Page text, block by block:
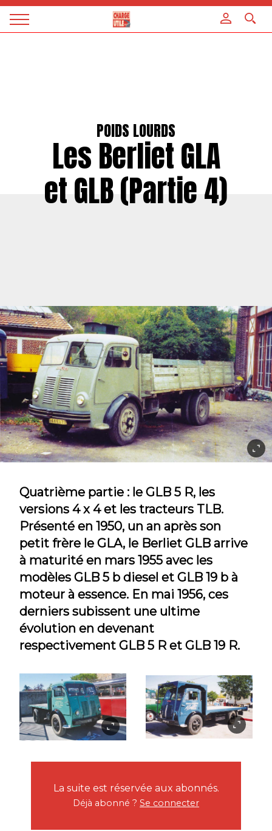
Magazine
POIDS LOURDS
Les Berliet GLA
et GLB (Partie 4)
Quatrième partie : le GLB 5 R, les
versions 4 x 4 et les tracteurs TLB.
Présenté en 1950, un an après son
petit frère le GLA, le Berliet GLB arrive
à maturité en mars 1955 avec les
modèles GLB 5 b diesel et GLB 19 b à
moteur à essence. En mai 1956, ces
derniers subissent une ultime
évolution en devenant
respectivement GLB 5 R et GLB 19 R.
La suite est réservée aux abonnés.
Déjà abonné ? Se connecter
Panneau de gestion des cookies